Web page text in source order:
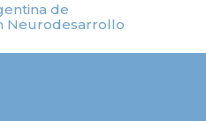
de
Neurodesarrollo